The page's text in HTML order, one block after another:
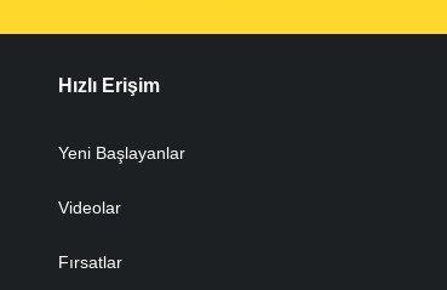
Hızlı Erişim
Yeni Başlayanlar
Videolar
Fırsatlar